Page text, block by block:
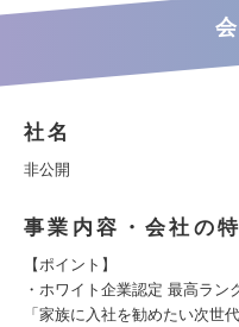
社名
非公開
事業内容・会社の
【ポイント】
・ホワイト企業認定 最高ラン
「家族に入社を勧めたい次世